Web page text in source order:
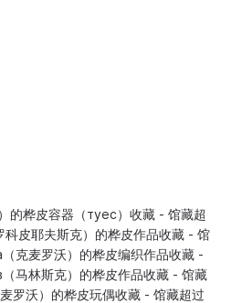
桦皮容器（туес）收藏 - 馆藏超
皮耶夫斯克）的桦皮作品收藏 - 馆
克麦罗沃）的桦皮编织作品收藏 -
马林斯克）的桦皮作品收藏 - 馆藏
罗沃）的桦皮玩偶收藏 - 馆藏超过